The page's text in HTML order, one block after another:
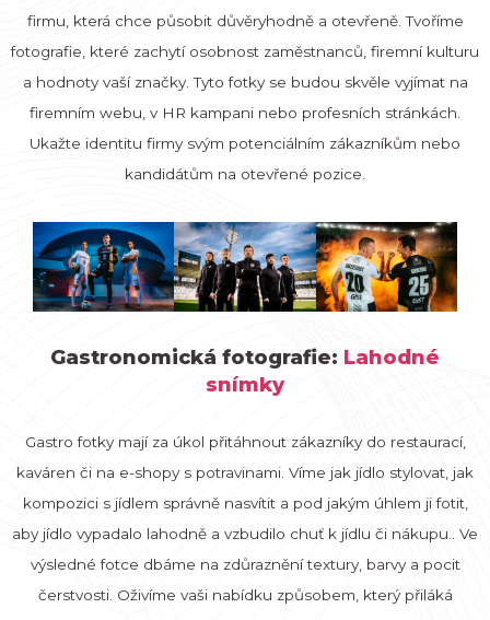
firmu, která chce působit důvěryhodně a otevřeně. Tvoříme
fotografie, které zachytí osobnost zaměstnanců, firemní kulturu
a hodnoty vaší značky. Tyto fotky se budou skvěle vyjímat na
firemním webu, v HR kampani nebo profesních stránkách.
Ukažte identitu firmy svým potenciálním zákazníkům nebo
kandidátům na otevřené pozice.
Gastronomická fotografie: Lahodné
snímky
Gastro fotky mají za úkol přitáhnout zákazníky do restaurací,
kaváren či na e-shopy s potravinami. Víme jak jídlo stylovat, jak
kompozici s jídlem správně nasvítit a pod jakým úhlem ji fotit,
aby jídlo vypadalo lahodně a vzbudilo chuť k jídlu či nákupu.. Ve
výsledné fotce dbáme na zdůraznění textury, barvy a pocit
čerstvosti. Oživíme vaši nabídku způsobem, který přiláká